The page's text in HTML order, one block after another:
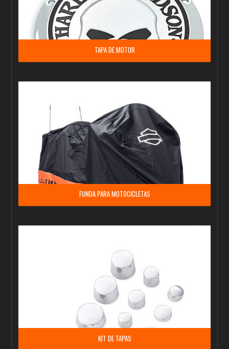
TAPA DE MOTOR
FUNDA PARA MOTOCICLETAS
KIT DE TAPAS